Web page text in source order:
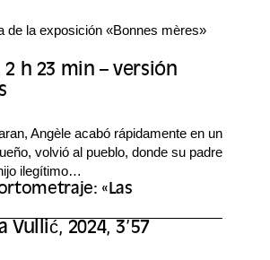
de la exposición «Bonnes mères»
2 h 23 min – versión
Angèle acabó rápidamente en un
volvió al pueblo, donde su padre
ilegítimo…
«Las
Vullić, 2024, 3’57